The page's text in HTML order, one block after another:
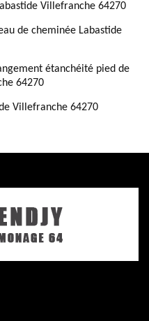
Villefranche 64270
de cheminée Labastide
étanchéité pied de
64270
Villefranche 64270